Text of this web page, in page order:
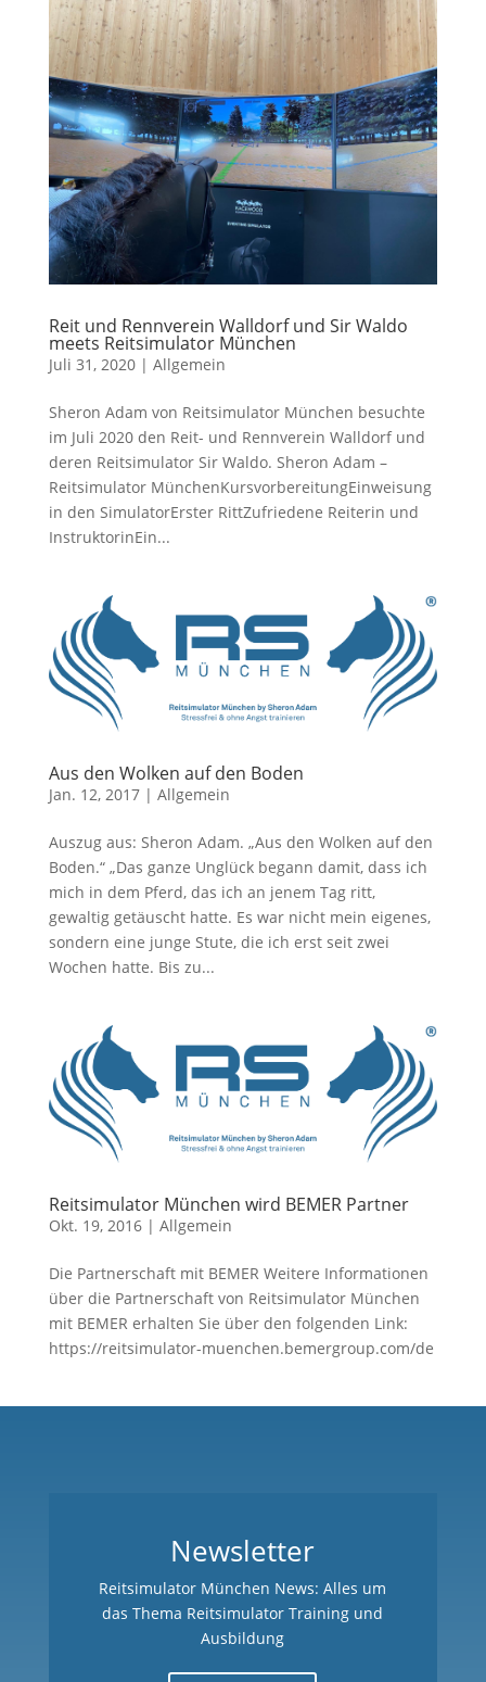
Reit und Rennverein Walldorf und Sir Waldo
meets Reitsimulator München
Juli 31, 2020| Allgemein
Sheron Adam von Reitsimulator München besuchte
im Juli 2020 den Reit- und Rennverein Walldorf und
deren Reitsimulator Sir Waldo. Sheron Adam –
Reitsimulator MünchenKursvorbereitungEinweisung
in den SimulatorErster RittZufriedene Reiterin und
InstruktorinEin...
Aus den Wolken auf den Boden
Jan. 12, 2017| Allgemein
Auszug aus: Sheron Adam. „Aus den Wolken auf den
Boden.“ „Das ganze Unglück begann damit, dass ich
mich in dem Pferd, das ich an jenem Tag ritt,
gewaltig getäuscht hatte. Es war nicht mein eigenes,
sondern eine junge Stute, die ich erst seit zwei
Wochen hatte. Bis zu...
Reitsimulator München wird BEMER Partner
Okt. 19, 2016| Allgemein
Die Partnerschaft mit BEMER Weitere Informationen
über die Partnerschaft von Reitsimulator München
mit BEMER erhalten Sie über den folgenden Link:
https://reitsimulator-muenchen.bemergroup.com/de
Newsletter
Reitsimulator München News: Alles um
das Thema Reitsimulator Training und
Ausbildung